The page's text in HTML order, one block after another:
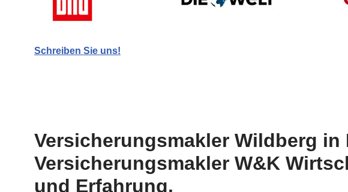
Schreiben Sie uns!
Versicherungsmakler Wildberg
Versicherungsmakler W&K
und Erfahrung.